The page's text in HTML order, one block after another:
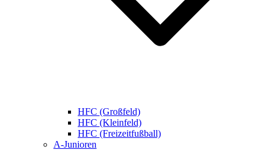
HFC (Großfeld)
HFC (Kleinfeld)
HFC (Freizeitfußball)
A-Junioren